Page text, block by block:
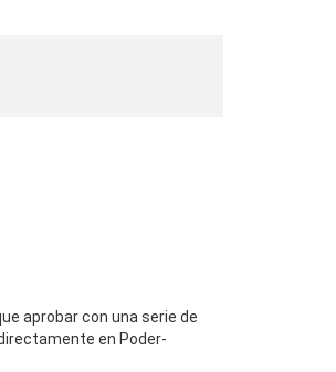
aprobar con una serie de
en Poder-